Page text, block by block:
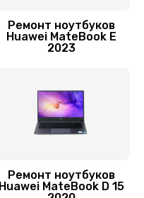
Ремонт ноутбуков
Huawei MateBook E
2023
Ремонт ноутбуков
Huawei MateBook D 15